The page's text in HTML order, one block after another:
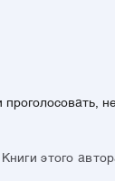
Книги этого